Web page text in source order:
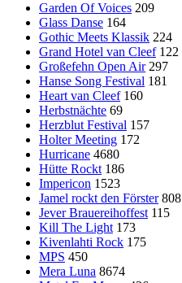
Garden Of Voices 209
Glass Danse 164
Gothic Meets Klassik 224
Grand Hotel van Cleef 122
Großefehn Open Air 297
Hanse Song Festival 181
Heart van Cleef 160
Herbstnächte 69
Herzblut Festival 157
Holter Meeting 172
Hurricane 4680
Hütte Rockt 186
Impericon 1523
Jamel rockt den Förster 808
Jever Brauereihoffest 115
Kill The Light 173
Kivenlahti Rock 175
MPS 450
Mera Luna 8674